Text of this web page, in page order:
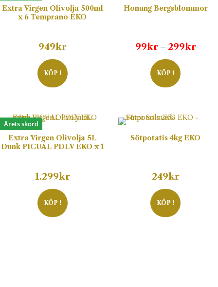
Extra Virgen Olivolja 500ml
x 6 Temprano EKO
949kr
KÖP !
Honung Bergsblommor
99kr – 299kr
KÖP !
Årets skörd
Extra Virgen Olivolja 5L
Dunk PICUAL PDLV EKO x 1
1.299kr
KÖP !
Sötpotatis 4kg EKO
249kr
KÖP !